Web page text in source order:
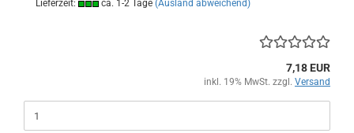
Lieferzeit: ca. 1-2 Tage (Ausland abweichend)
7,18 EUR
inkl. 19% MwSt. zzgl. Versand